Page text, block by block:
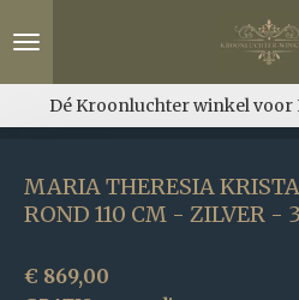
direct
hoofdinhoud
Dé Kroonluchter winkel voor
MARIA THERESIA
ROND 110 CM - ZILVER -
€ 869,00